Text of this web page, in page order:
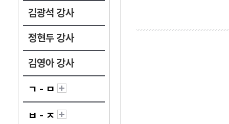
김광석 강사
정현두 강사
김영아 강사
ㄱ - ㅁ
ㅂ - ㅈ